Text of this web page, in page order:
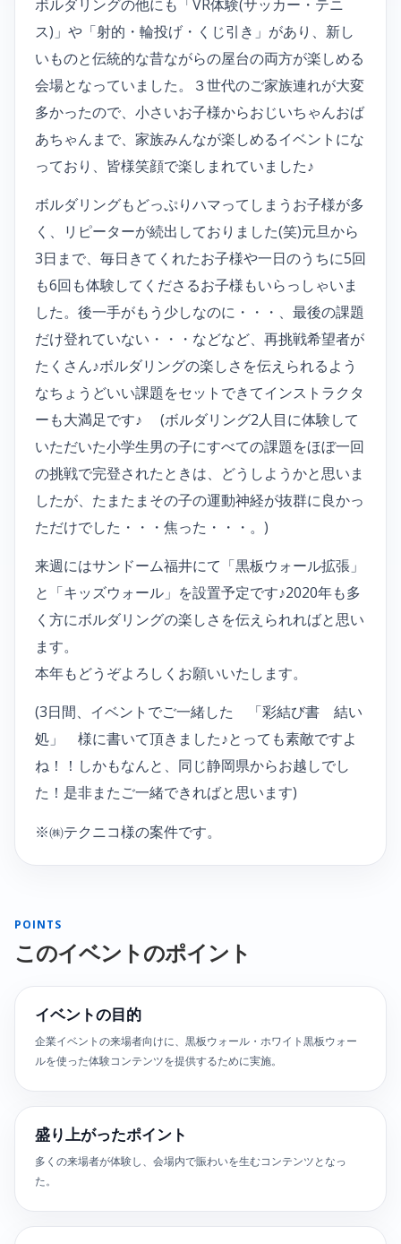
ボルダリングの他にも「VR体験(サッカー・テニ
ス)」や「射的・輪投げ・くじ引き」があり、新し
いものと伝統的な昔ながらの屋台の両方が楽しめる
会場となっていました。３世代のご家族連れが大変
多かったので、小さいお子様からおじいちゃんおば
あちゃんまで、家族みんなが楽しめるイベントにな
っており、皆様笑顔で楽しまれていました♪
ボルダリングもどっぷりハマってしまうお子様が多
く、リピーターが続出しておりました(笑)元旦から
3日まで、毎日きてくれたお子様や一日のうちに5回
も6回も体験してくださるお子様もいらっしゃいま
した。後一手がもう少しなのに・・・、最後の課題
だけ登れていない・・・などなど、再挑戦希望者が
たくさん♪ボルダリングの楽しさを伝えられるよう
なちょうどいい課題をセットできてインストラクタ
ーも大満足です♪ (ボルダリング2人目に体験して
いただいた小学生男の子にすべての課題をほぼ一回
の挑戦で完登されたときは、どうしようかと思いま
したが、たまたまその子の運動神経が抜群に良かっ
ただけでした・・・焦った・・・。)
来週にはサンドーム福井にて「黒板ウォール拡張」
と「キッズウォール」を設置予定です♪2020年も多
く方にボルダリングの楽しさを伝えられればと思い
ます。
本年もどうぞよろしくお願いいたします。
(3日間、イベントでご一緒した 「彩結び書 結い
処」 様に書いて頂きました♪とっても素敵ですよ
ね！！しかもなんと、同じ静岡県からお越しでし
た！是非またご一緒できればと思います)
※㈱テクニコ様の案件です。
POINTS
このイベントのポイント
イベントの目的
企業イベントの来場者向けに、黒板ウォール・ホワイト黒板ウォー
ルを使った体験コンテンツを提供するために実施。
盛り上がったポイント
多くの来場者が体験し、会場内で賑わいを生むコンテンツとなっ
た。